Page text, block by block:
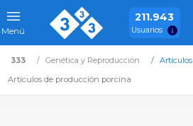
Menú
211.943
Usuarios
333 Genética y Reproducción
Artículos
Artículos de producción porcina